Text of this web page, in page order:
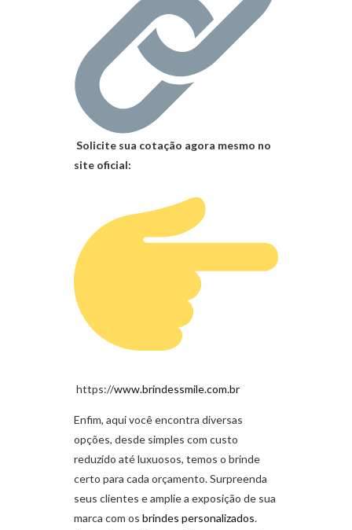
Solicite sua cotação agora mesmo no
site oficial:
https://www.brindessmile.com.br
Enfim, aqui você encontra diversas
opções, desde simples com custo
reduzido até luxuosos, temos o brinde
certo para cada orçamento. Surpreenda
seus clientes e amplie a exposição de sua
marca com os brindes personalizados.